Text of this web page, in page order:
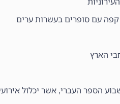
עם סופרים בעשרות ערים
הארץ
הספר העברי, אשר יכלול